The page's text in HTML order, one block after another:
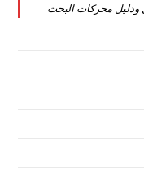
محركات البحث